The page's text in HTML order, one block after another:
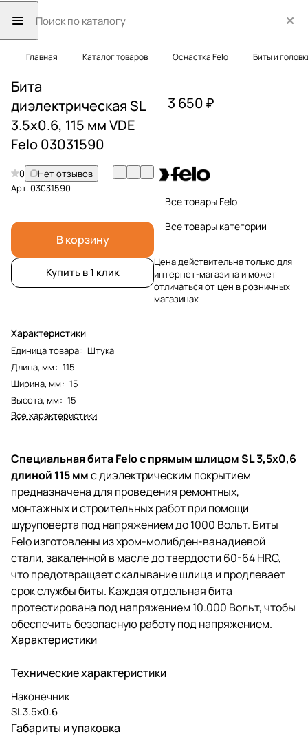
Главная Каталог товаров Оснастка Felo Биты и
Бита
диэлектрическая SL
3.5x0.6, 115 мм VDE
Felo 03031590
0
Нет отзывов
Арт.03031590
В корзину
Купить в 1 клик
Характеристики
Единица товара: Штука
Длина, мм: 115
Ширина, мм: 15
Высота, мм: 15
Все характеристики
3 650 ₽
Все товары Felo
Все товары категории
Цена действительна только для
интернет-магазина и может
отличаться от цен в розничных
магазинах
Специальная бита Felo с прямым шлицом SL 3,5x0,6
длиной 115 ммс диэлектрическим покрытием
предназначена для проведения ремонтных,
монтажных и строительных работ при помощи
шуруповерта под напряжением до 1000 Вольт. Биты
Felo изготовлены из хром-молибден-ванадиевой
стали, закаленной в масле до твердости 60-64 HRC,
что предотвращает скалывание шлица и продлевает
срок службы биты. Каждая отдельная бита
протестирована под напряжением 10.000 Вольт, чтобы
обеспечить безопасную работу под напряжением.
Характеристики
Технические характеристики
Наконечник
SL3.5х0.6
Габариты и упаковка